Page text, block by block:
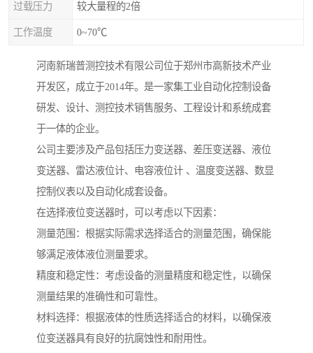
过载压力 较大量程的2倍
工作温度 0~70℃
河南新瑞普测控技术有限公司位于郑州市高新技术产业
开发区，成立于2014年。是一家集工业自动化控制设备
研发、设计、测控技术销售服务、工程设计和系统成套
于一体的企业。
公司主要涉及产品包括压力变送器、差压变送器、液位
变送器、雷达液位计、电容液位计 、温度变送器、数显
控制仪表以及自动化成套设备。
在选择液位变送器时，可以考虑以下因素：
测量范围：根据实际需求选择适合的测量范围，确保能
够满足液体液位测量要求。
精度和稳定性：考虑设备的测量精度和稳定性，以确保
测量结果的准确性和可靠性。
材料选择：根据液体的性质选择适合的材料，以确保液
位变送器具有良好的抗腐蚀性和耐用性。